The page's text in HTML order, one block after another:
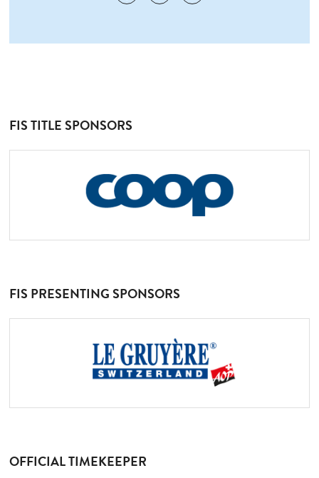
FIS TITLE SPONSORS
FIS PRESENTING SPONSORS
OFFICIAL TIMEKEEPER